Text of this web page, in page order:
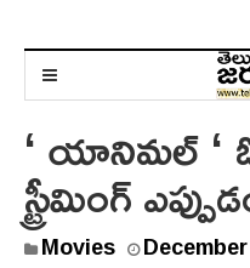
‘ యానిమల్ ‘
స్ట్రీమింగ్
Movies